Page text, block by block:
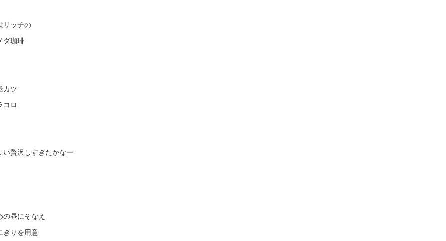
リッチの
ダ珈琲
カツ
コロ
い贅沢しすぎたかなー
の昼にそなえ
ぎりを用意